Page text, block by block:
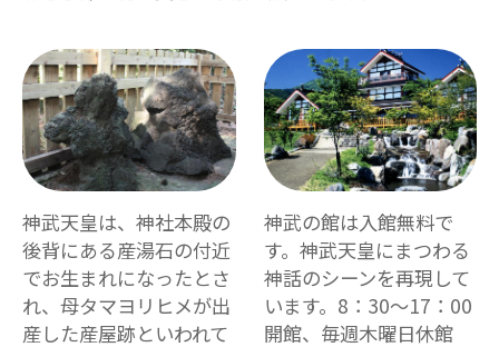
神武天皇は、神社本殿の
後背にある産湯石の付近
でお生まれになったとさ
れ、母タマヨリヒメが出
産した産屋跡といわれて
神武の館は入館無料で
す。神武天皇にまつわる
神話のシーンを再現して
います。8：30～17：00
開館、毎週木曜日休館